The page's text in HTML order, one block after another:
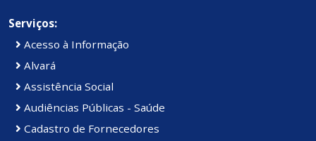
Serviços:
Acesso à Informação
Alvará
Assistência Social
Audiências Públicas - Saúde
Cadastro de Fornecedores